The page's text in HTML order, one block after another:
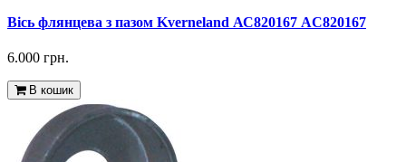
Вісь флянцева з пазом Kverneland АС820167 AC820167
6.000 грн.
В кошик